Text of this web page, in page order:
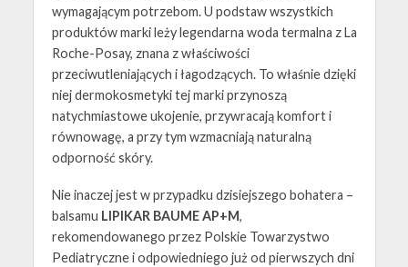
wymagającym potrzebom. U podstaw wszystkich
produktów marki leży legendarna woda termalna z La
Roche-Posay, znana z właściwości
przeciwutleniających i łagodzących. To właśnie dzięki
niej dermokosmetyki tej marki przynoszą
natychmiastowe ukojenie, przywracają komfort i
równowagę, a przy tym wzmacniają naturalną
odporność skóry.
Nie inaczej jest w przypadku dzisiejszego bohatera –
balsamu LIPIKAR BAUME AP+M,
rekomendowanego przez Polskie Towarzystwo
Pediatryczne i odpowiedniego już od pierwszych dni